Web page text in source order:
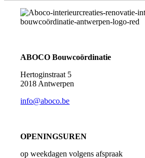
ABOCO Bouwcoördinatie
Hertoginstraat 5
2018 Antwerpen
info@aboco.be
OPENINGSUREN
op weekdagen volgens afspraak